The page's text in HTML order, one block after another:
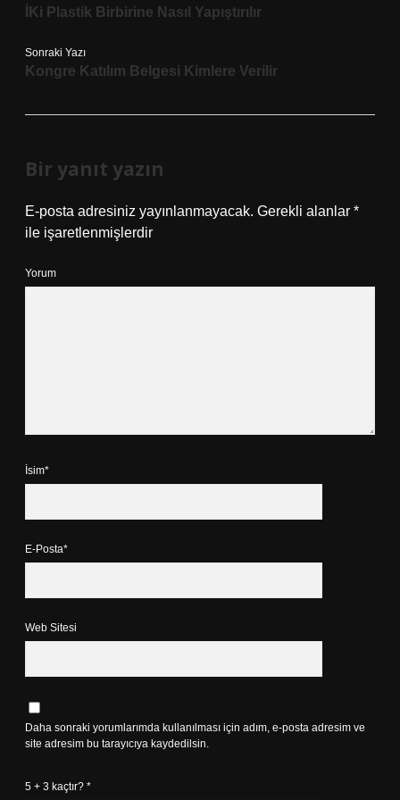
İKi Plastik Birbirine Nasıl Yapıştırılır
Sonraki Yazı
Kongre Katılım Belgesi Kimlere Verilir
Bir yanıt yazın
E-posta adresiniz yayınlanmayacak. Gerekli alanlar *
ile işaretlenmişlerdir
Yorum
İsim*
E-Posta*
Web Sitesi
Daha sonraki yorumlarımda kullanılması için adım, e-posta adresim ve
site adresim bu tarayıcıya kaydedilsin.
5 + 3 kaçtır? *